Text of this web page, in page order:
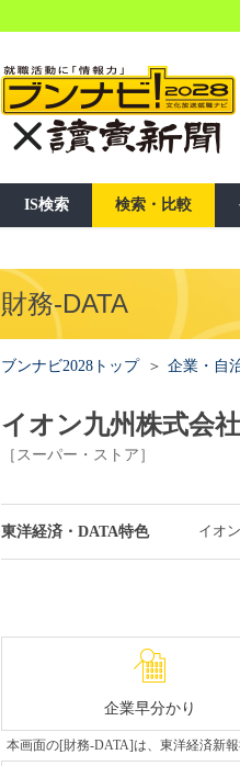
IS検索 検索・比較
財務-DATA
ブンナビ2028トップ 企業・自
イオン九州株式会社
［スーパー・ストア］
東洋経済・DATA特色 イオ
企業早分かり
本画面の[財務-DATA]は、東洋経済新